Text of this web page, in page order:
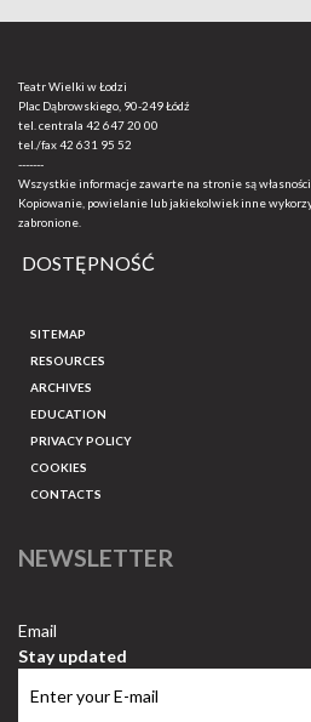
Teatr Wielki w Łodzi
Plac Dąbrowskiego, 90-249 Łódź
tel. centrala 42 647 20 00
tel./fax42 631 95 52
-------
Wszystkie informacje zawarte na stronie są
Kopiowanie, powielanie lub jakiekolwiek inne
zabronione.
DOSTĘPNOŚĆ
SITEMAP
RESOURCES
ARCHIVES
EDUCATION
PRIVACY POLICY
COOKIES
CONTACTS
NEWSLETTER
Email
Stay updated